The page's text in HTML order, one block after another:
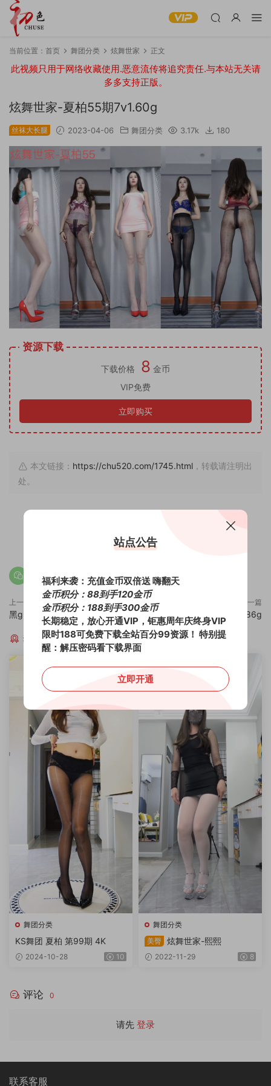
当前位置： 首页 舞团分类 炫舞世家 正文
此视频只用于网络收藏使用.恶意流传将追究责任.与本站无关请
多多支持正版。
炫舞世家-夏柏55期7v1.60g
丝袜大长腿 2023-04-06 舞团分类 3.17k 180
资源下载
下载价格 8 金币
VIP免费
立即购买
本文链接： https://chu520.com/1745.html ，转载请注明出
处。
2 0
上一篇
黑girl小碗12期28v5.14g
下一篇
黑girl小碗14期30v5.86g
猜你喜欢
舞团分类
KS舞团 夏柏 第99期 4K
2024-10-28 10
舞团分类
美臀 炫舞世家-熙熙
2022-11-29 8
评论 0
请先 登录
联系客服
站点公告
福利来袭：充值金币双倍送 嗨翻天
金币积分：88到手120金币
金币积分：188到手300金币
长期稳定，放心开通VIP，钜惠周年庆终身VIP
限时188可免费下载全站百分99资源！ 特别提
醒：解压密码看下载界面
立即开通